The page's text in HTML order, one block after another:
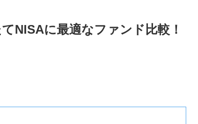
NISAに最適なファンド比較！